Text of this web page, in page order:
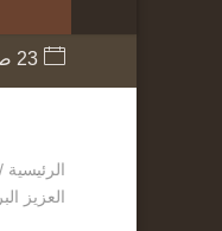
23 صفر 1448 هـ
الرئيسية /
العزيز